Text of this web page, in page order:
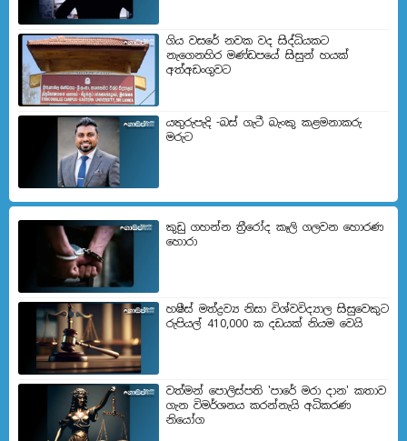
ගිය වසරේ නවක වද සිද්ධියකට
නැගෙනහිර මණ්ඩපයේ සිසුන් හයක්
අත්අඩංගුවට
යතුරුපැදි -බස් ගැටී බැංකු කළමනාකරු
මරුට
කුඩු ගහන්න ත්‍රීරෝද කෑලි ගලවන හොරණ
හොරා
හෂීස් මත්ද්‍රව්‍ය නිසා විශ්වවිද්‍යාල සිසුවෙකුට
රුපියල් 410,000 ක දඩයක් නියම වෙයි
වත්මන් පොලිස්පති 'පාරේ මරා දාන' කතාව
ගැන විමර්ශනය කරන්නැයි අධිකරණ
නියෝග